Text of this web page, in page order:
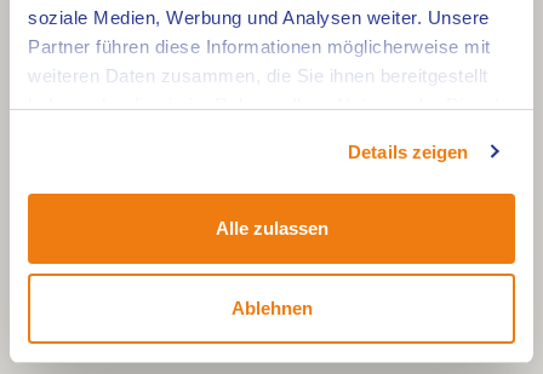
soziale Medien, Werbung und Analysen weiter. Unsere
Partner führen diese Informationen möglicherweise mit
weiteren Daten zusammen, die Sie ihnen bereitgestellt
haben oder die sie im Rahmen Ihrer Nutzung der Dienste
Details zeigen
Alle zulassen
Ablehnen